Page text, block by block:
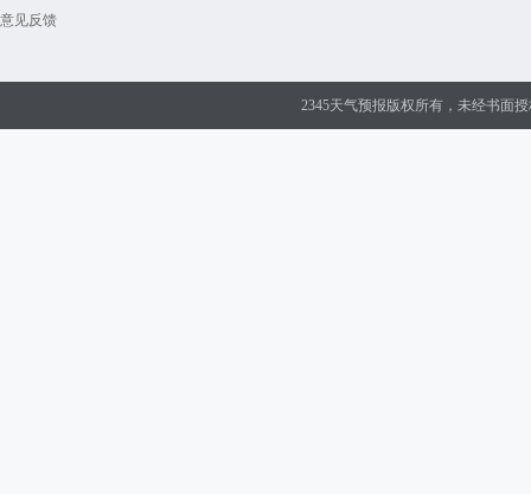
意见反馈
2345天气预报版权所有，未经书面